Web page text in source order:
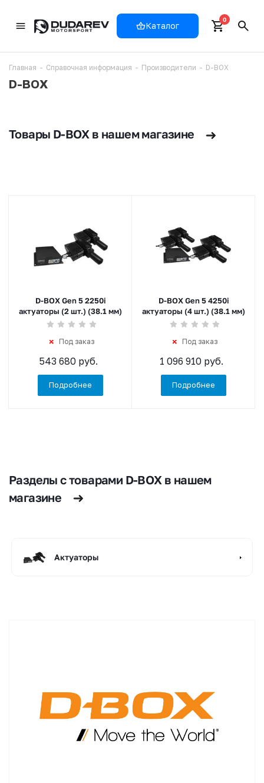
Каталог
0
Главная - Справочная информация - Производители - D-BOX
D-BOX
Товары D-BOX в нашем магазине
D-BOX Gen 5 2250i
актуаторы (2 шт.) (38.1 мм)
Под заказ
543 680 руб.
Подробнее
D-BOX Gen 5 4250i
актуаторы (4 шт.) (38.1 мм)
Под заказ
1 096 910 руб.
Подробнее
Разделы с товарами D-BOX в нашем
магазине
Актуаторы